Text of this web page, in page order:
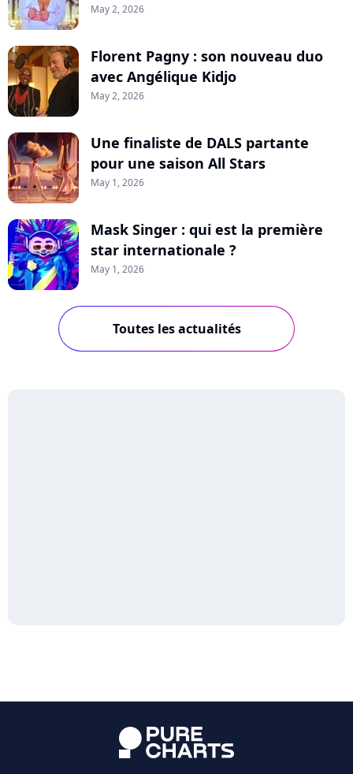
May 2, 2026
Florent Pagny : son nouveau duo
avec Angélique Kidjo
May 2, 2026
Une finaliste de DALS partante
pour une saison All Stars
May 1, 2026
Mask Singer : qui est la première
star internationale ?
May 1, 2026
Toutes les actualités